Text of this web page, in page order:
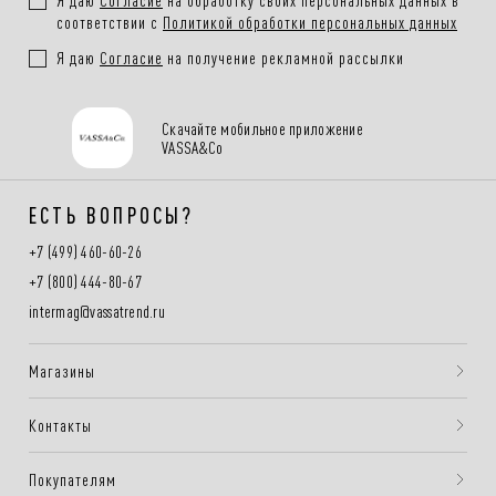
элегантной многослойности в свой гардероб. Обновите свой деловой
стиль с помощью лаконичных и актуальных решений от нашего бренда.
соответствии с Политикой обработки персональных данных
Я даю Согласие на получение рекламной рассылки
Скачайте мобильное приложение
VASSA&Co
ЕСТЬ ВОПРОСЫ?
+7 (499) 460-60-26
+7 (800) 444-80-67
intermag@vassatrend.ru
Магазины
Контакты
Покупателям